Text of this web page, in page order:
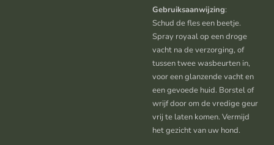
Gebruiksaanwijzing:
Schud de fles een beetje.
Spray royaal op een droge
vacht na de verzorging, of
tussen twee wasbeurten in,
voor een glanzende vacht en
een gevoede huid. Borstel of
wrijf door om de vredige geur
vrij te laten komen. Vermijd
het gezicht van uw hond.